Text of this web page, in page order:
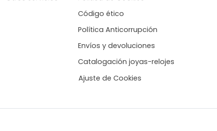
Código ético
Política Anticorrupción
Envíos y devoluciones
Catalogación joyas-relojes
Ajuste de Cookies